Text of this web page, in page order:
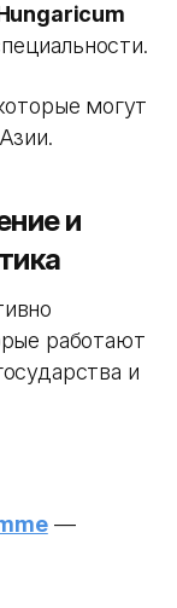
могут
и
работают
и
—